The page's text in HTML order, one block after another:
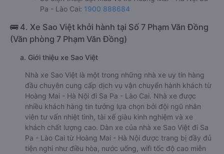
Pa - Lào Cai: 1900 888684
🚌 4. Xe Sao Việt khởi hành tại Số 7 Phạm Văn Đồng
(Văn phòng 7 Phạm Văn Đồng)
a. Giới thiệu xe Sao Việt
Nhà xe Sao Việt là một trong những nhà xe uy tín hàng
đầu chuyên cung cấp dịch vụ vận chuyển hành khách từ
Hoàng Mai - Hà Nội đi Sa Pa - Lào Cai. Nhà xe được
nhiều khách hàng tin tưởng lựa chọn bởi đội ngũ nhân
viên tư vấn nhiệt tình, tài xế giàu kinh nghiệm và xe
khách chất lượng cao. Dàn xe của nhà xe Sao Việt đi Sa
Pa - Lào Cai từ Hoàng Mai - Hà Nội được trang bị đầy đủ
tiện nghi như điều hòa, nước uống, wifi tốc độ cao miễn